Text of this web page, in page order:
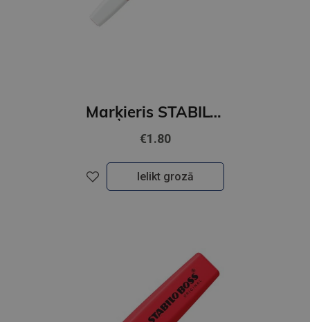
Marķieris STABILO Swing cool Nature COLORS Wildflower, blush
€1.80
Ielikt grozā